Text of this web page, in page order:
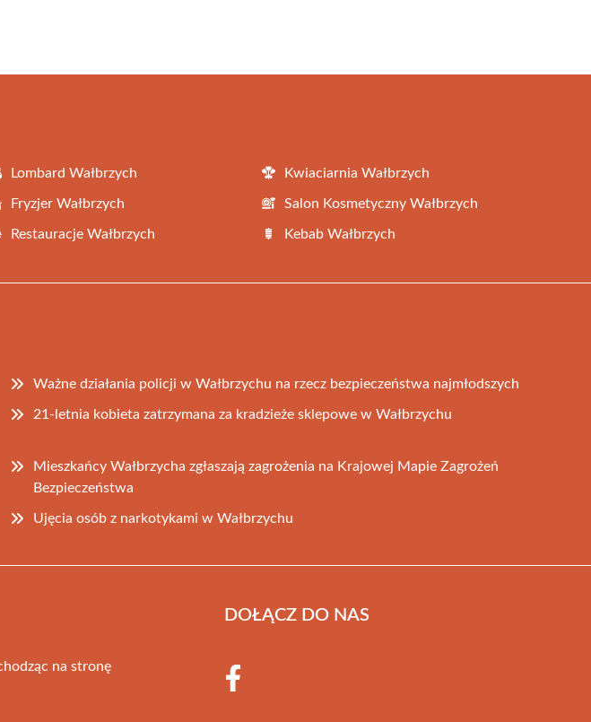
Lombard Wałbrzych Kwiaciarnia Wałbrzych
Fryzjer Wałbrzych Salon Kosmetyczny Wałbrzych
Restauracje Wałbrzych Kebab Wałbrzych
Ważne działania policji w Wałbrzychu na rzecz bezpieczeństwa najmłodszych
21-letnia kobieta zatrzymana za kradzieże sklepowe w Wałbrzychu
Mieszkańcy Wałbrzycha zgłaszają zagrożenia na Krajowej Mapie Zagrożeń
Bezpieczeństwa
Ujęcia osób z narkotykami w Wałbrzychu
na stronę
DOŁĄCZ DO NAS